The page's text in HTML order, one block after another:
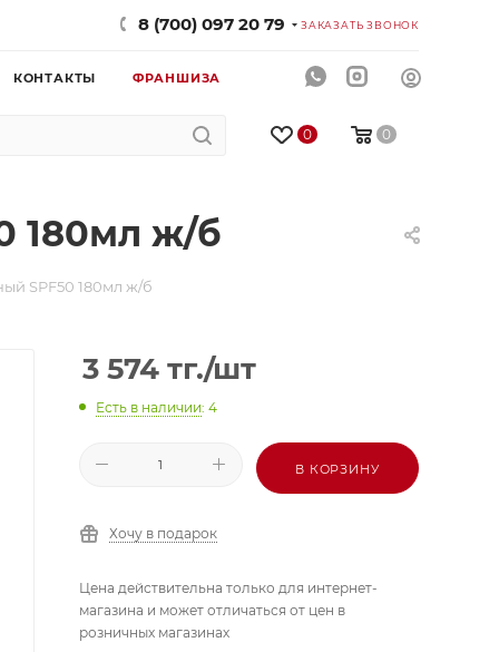
8 (700) 097 20 79 ЗАКАЗАТЬ ЗВОНОК
КОНТАКТЫ ФРАНШИЗА
0 0
180мл ж/б
SPF50 180мл ж/б
3 574 тг./шт
Есть в наличии: 4
В КОРЗИНУ
Хочу в подарок
Цена действительна только для интернет-
магазина и может отличаться от цен в
розничных магазинах